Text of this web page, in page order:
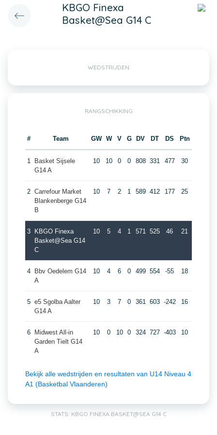
KBGO Finexa
Basket@Sea G14 C
WEDSTRIJDEN
RANGSCHIKKING
# Team GW W V G DV DT DS Ptn
1
Basket Sijsele
G14 A
10 10 0 0 808 331 477 30
2 Carrefour Market
Blankenberge G14
B
10 7 2 1 589 412 177 25
3
KBGO Finexa
Basket@Sea G14
C
10 5 4 1 571 525 46 21
4
Bbv Oedelem G14
A
10 4 6 0 499 554 -55 18
5 e5 Sgolba Aalter
G14 A
10 3 7 0 361 603 -242 16
6
Midwest All-in
Garden Tielt G14
A
10 0 10 0 324 727 -403 10
Bekijk alle wedstrijden en resultaten van U14 Niveau 4
A1 (Basketbal Vlaanderen)
STATS: KBGO FINEXA BASKET@SEA G14 C